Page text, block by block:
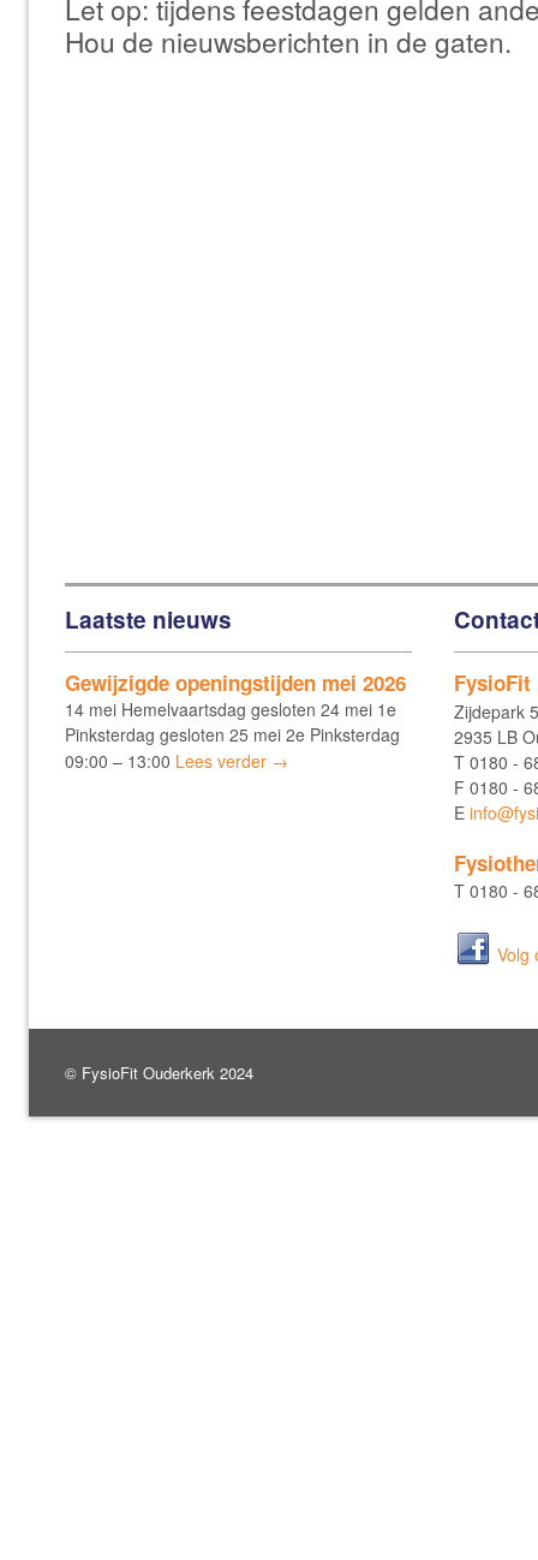
Let op: tijdens feestdagen gelden
Hou de nieuwsberichten in de gaten.
Laatste nieuws
Gewijzigde openingstijden mei 2026
14 mei Hemelvaartsdag gesloten 24 mei 1e
Pinksterdag gesloten 25 mei 2e Pinksterdag
09:00 – 13:00 Lees verder →
FysioFit
Zijdepark
2935 LB
T 0180 -
F 0180 -
E
T 0180 -
Volg
© FysioFit Ouderkerk 2024